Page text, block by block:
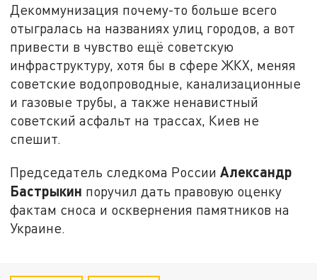
Декоммунизация почему-то больше всего
отыгралась на названиях улиц городов, а вот
привести в чувство ещё советскую
инфраструктуру, хотя бы в сфере ЖКХ, меняя
советские водопроводные, канализационные
и газовые трубы, а также ненавистный
советский асфальт на трассах, Киев не
спешит.
Председатель следкома России Александр
Бастрыкин поручил дать правовую оценку
фактам сноса и осквернения памятников на
Украине.